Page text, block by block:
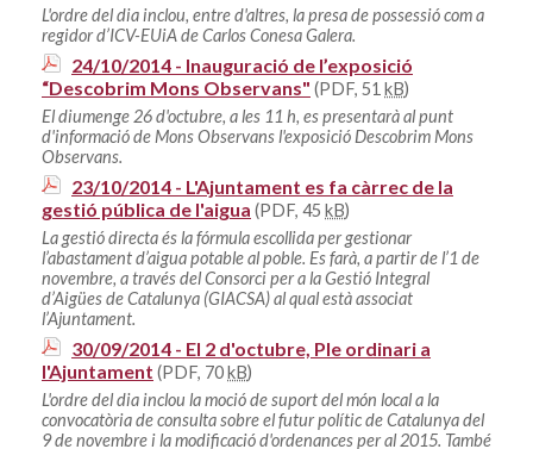
L'ordre del dia inclou, entre d'altres, la presa de possessió com a
regidor d’ICV-EUiA de Carlos Conesa Galera.
24/10/2014 - Inauguració de l’exposició
“Descobrim Mons Observans" (PDF, 51 kB)
El diumenge 26 d'octubre, a les 11 h, es presentarà al punt
d'informació de Mons Observans l'exposició Descobrim Mons
Observans.
23/10/2014 - L'Ajuntament es fa càrrec de la
gestió pública de l'aigua (PDF, 45 kB)
La gestió directa és la fórmula escollida per gestionar
l’abastament d’aigua potable al poble. Es farà, a partir de l’1 de
novembre, a través del Consorci per a la Gestió Integral
d’Aigües de Catalunya (GIACSA) al qual està associat
l’Ajuntament.
30/09/2014 - El 2 d'octubre, Ple ordinari a
l'Ajuntament (PDF, 70kB)
L'ordre del dia inclou la moció de suport del món local a la
convocatòria de consulta sobre el futur polític de Catalunya del
9 de novembre i la modificació d'ordenances per al 2015. També